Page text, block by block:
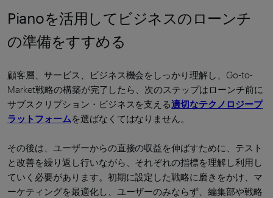
Pianoを活用してビジネスのローンチ
の準備をすすめる
顧客層、サービス、ビジネス機会をしっかり理解し、Go-to-
Market戦略の構築が完了したら、次のステップはローンチ前に
サブスクリプション・ビジネスを支える適切なテクノロジープ
ラットフォームを選ばなくてはなりません。
その後は、ユーザーからの直接の収益を伸ばすために、テスト
と改善を繰り返し行いながら、それぞれの指標を理解し利用し
ていく必要があります。初期に設定した戦略に磨きをかけ、マ
ーケティングを最適化し、ユーザーのみならず、編集部や戦略